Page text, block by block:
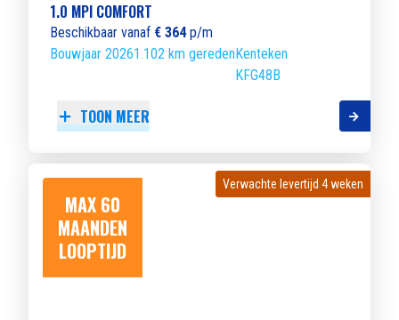
1.0 MPI COMFORT
Beschikbaar vanaf € 364p/m
Bouwjaar 20261.102 km geredenKenteken
KFG48B
TOON MEER
MAX 60
MAANDEN
LOOPTIJD
Verwachte levertijd 4 weken
Verwachte levertijd 4 weken